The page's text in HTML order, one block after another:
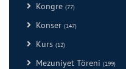
Kongre (77)
Konser (147)
Kurs (12)
Mezuniyet Töreni (199)